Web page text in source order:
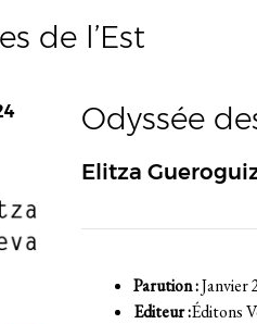
de l’Est
Odyssée
Elitza
Parution :Janvier
Editeur :Éditons